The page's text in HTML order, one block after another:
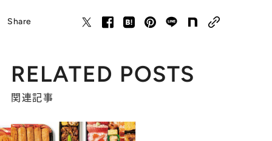
Share
RELATED POSTS
関連記事